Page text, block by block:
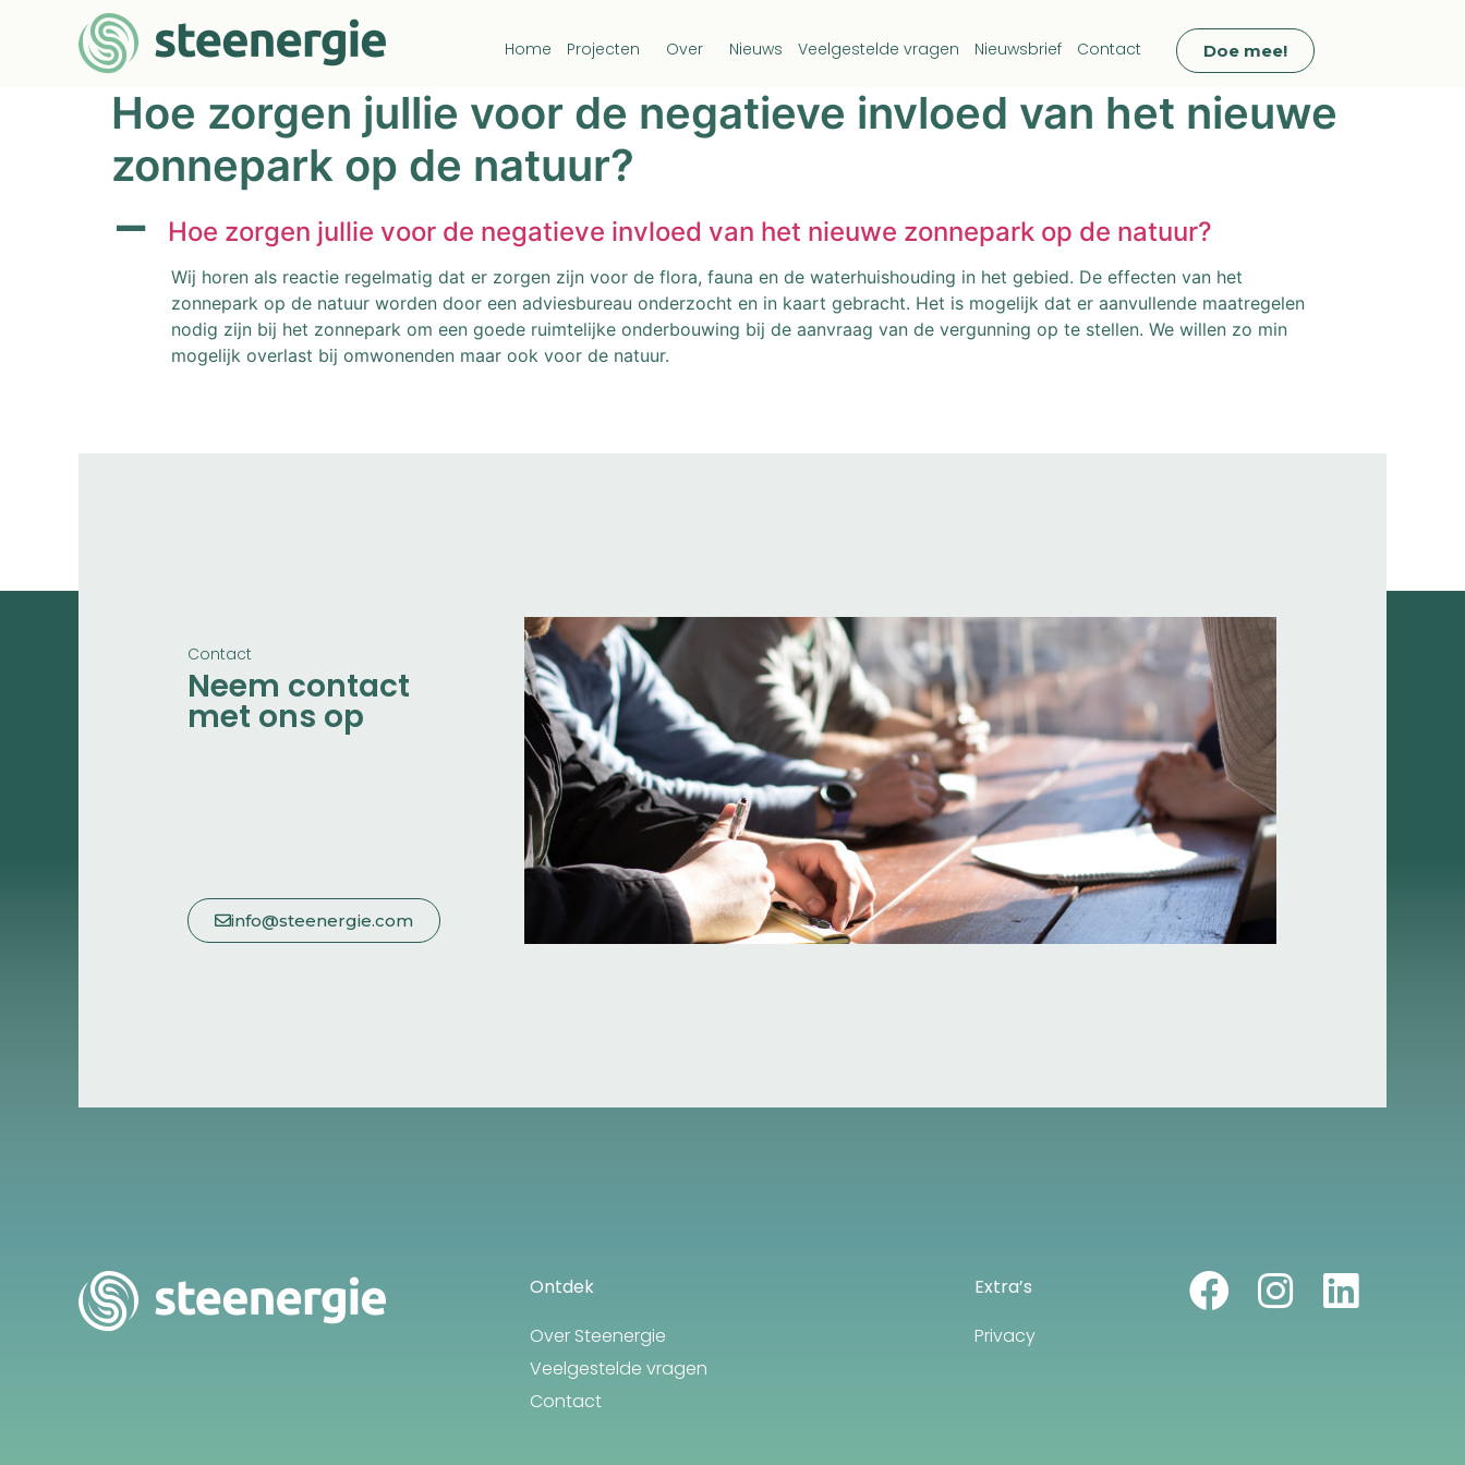
Home Projecten Over Nieuws Veelgestelde vragen Nieuwsbrief Contact Doe mee!
Hoe zorgen jullie voor de negatieve invloed van het nieuwe
zonnepark op de natuur?
A Hoe zorgen jullie voor de negatieve invloed van het nieuwe zonnepark op de natuur?
Wij horen als reactie regelmatig dat er zorgen zijn voor de flora, fauna en de waterhuishouding in het gebied. De effecten van het
zonnepark op de natuur worden door een adviesbureau onderzocht en in kaart gebracht. Het is mogelijk dat er aanvullende maatregelen
nodig zijn bij het zonnepark om een goede ruimtelijke onderbouwing bij de aanvraag van de vergunning op te stellen. We willen zo min
mogelijk overlast bij omwonenden maar ook voor de natuur.
Contact
Neem contact
met ons op
info@steenergie.com
Ontdek
Over Steenergie
Veelgestelde vragen
Contact
Extra’s
Privacy